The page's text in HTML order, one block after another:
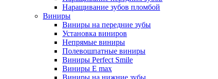
Наращивание зубов пломбой
Виниры
Виниры на передние зубы
Установка виниров
Непрямые виниры
Полевошпатные виниры
Виниры Perfect Smile
Виниры E max
Виниры на нижние зубы